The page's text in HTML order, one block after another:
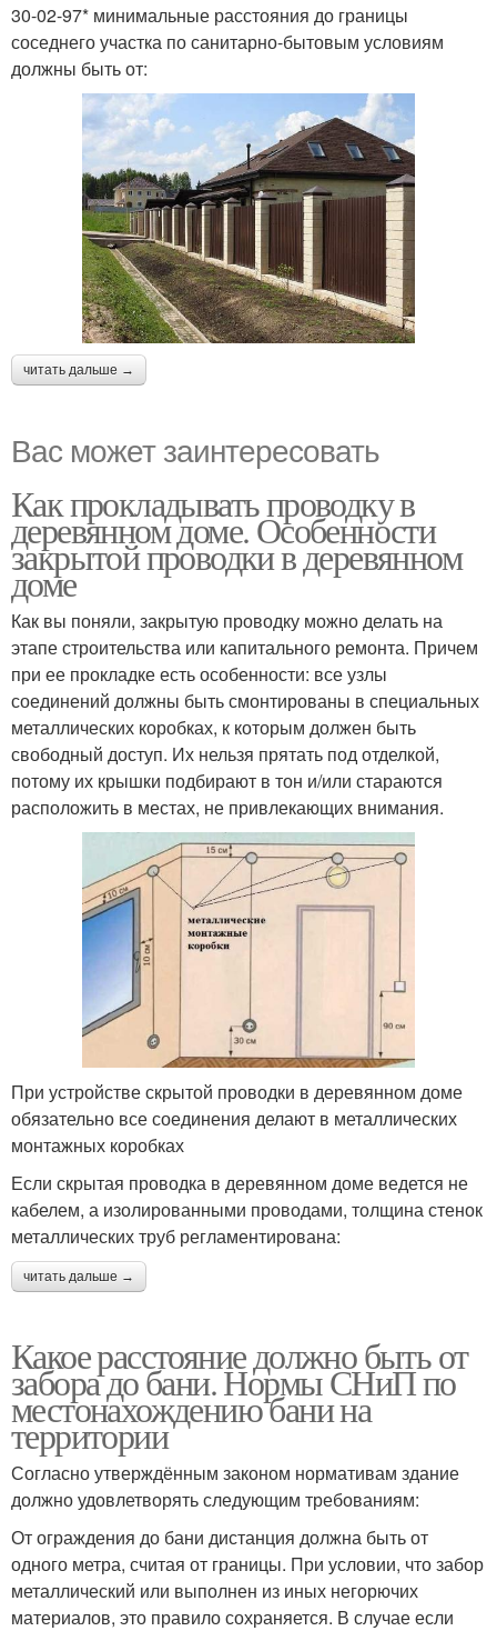
30-02-97* минимальные расстояния до границы
соседнего участка по санитарно-бытовым условиям
должны быть от:
читать дальше →
Вас может заинтересовать
Как прокладывать проводку в
деревянном доме. Особенности
закрытой проводки в деревянном
доме
Как вы поняли, закрытую проводку можно делать на
этапе строительства или капитального ремонта. Причем
при ее прокладке есть особенности: все узлы
соединений должны быть смонтированы в специальных
металлических коробках, к которым должен быть
свободный доступ. Их нельзя прятать под отделкой,
потому их крышки подбирают в тон и/или стараются
расположить в местах, не привлекающих внимания.
При устройстве скрытой проводки в деревянном доме
обязательно все соединения делают в металлических
монтажных коробках
Если скрытая проводка в деревянном доме ведется не
кабелем, а изолированными проводами, толщина стенок
металлических труб регламентирована:
читать дальше →
Какое расстояние должно быть от
забора до бани. Нормы СНиП по
местонахождению бани на
территории
Согласно утверждённым законом нормативам здание
должно удовлетворять следующим требованиям:
От ограждения до бани дистанция должна быть от
одного метра, считая от границы. При условии, что забор
металлический или выполнен из иных негорючих
материалов, это правило сохраняется. В случае если